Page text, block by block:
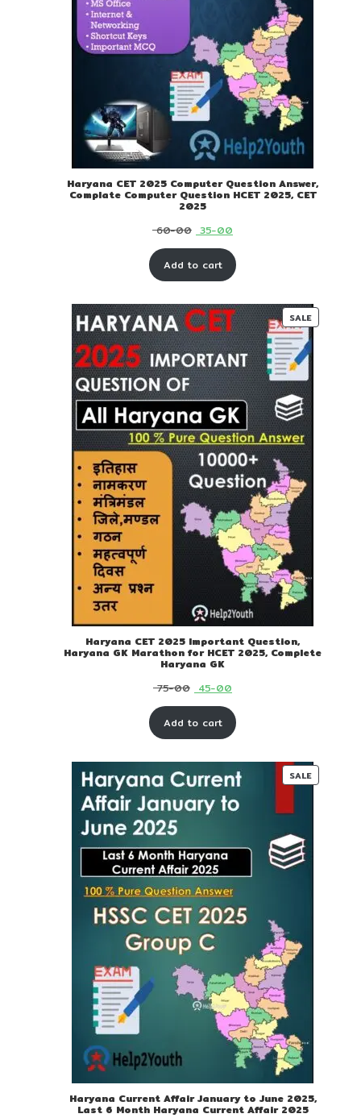
Haryana CET 2025 Computer Question Answer,
Complate Computer Question HCET 2025, CET
2025
60-00 Original
price
was:
00.
35-00Current
price
is:
00.
Add to cart
SALE
ON
SALE
Haryana CET 2025 Important Question,
Haryana GK Marathon for HCET 2025, Complete
Haryana GK
75-00 Original
price
was:
45-00Current
price
is:
00.
Add to cart
SALE
Haryana Current Affair January to June 2025,
Last 6 Month Haryana Current Affair 2025